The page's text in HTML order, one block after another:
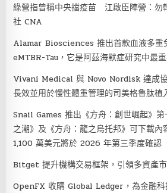
綠營指曾稱中央擋疫苗 江啟臣陣營：勿
社 CNA
Alamar Biosciences 推出首款血液多重
eMTBR-Tau，它是阿茲海默症研究中最
Vivani Medical 與 Novo Nordisk 達成
長效並用於慢性體重管理的司美格魯肽
Snail Games 推出《方舟：創世崛起》
之潮》及《方舟：龍之烏托邦》可下載內
1,100 萬美元將於 2026 年第三季度確認
Bitget 提升機構交易框架，引領多資產
OpenFX 收購 Global Ledger，為金融科